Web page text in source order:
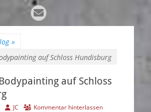
E-
Mail
»
auf Schloss Hundisburg
auf Schloss
Autor
JC Kommentar hinterlassen